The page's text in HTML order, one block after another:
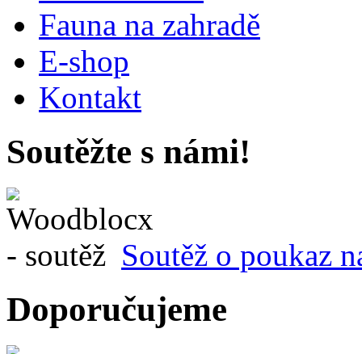
Fauna na zahradě
E-shop
Kontakt
Soutěžte s námi!
Soutěž o poukaz
Doporučujeme